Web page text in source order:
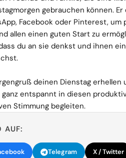
gebrauchen können.
Facebook oder Pinterest, um
allen einen guten Start zu
du an sie denkst und ihnen
deinen Dienstag erhellen
entspannt in diesen
Stimmung begleiten.
AUF:
Telegram X / Twitter